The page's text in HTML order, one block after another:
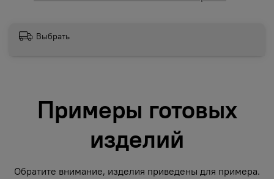
Выбрать
Примеры готовых
изделий
Обратите внимание, изделия приведены для примера.